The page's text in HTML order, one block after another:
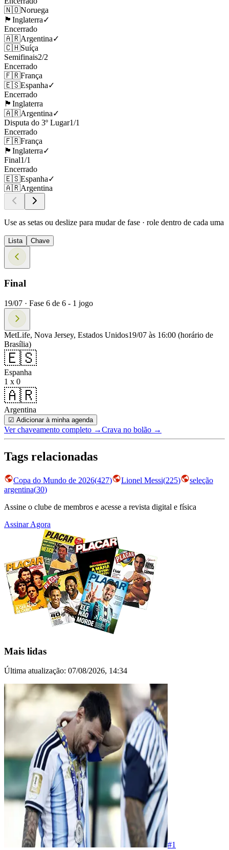
🇳🇴Noruega
🏴󠁧󠁢󠁥󠁮󠁧󠁿 Inglaterra✓
Encerrado
🇦🇷Argentina✓
🇨🇭Suíça
Semifinais2/2
Encerrado
🇫🇷França
🇪🇸Espanha✓
Encerrado
🏴󠁧󠁢󠁥󠁮󠁧󠁿 Inglaterra
🇦🇷Argentina✓
Disputa do 3º Lugar1/1
Encerrado
🇫🇷França
🏴󠁧󠁢󠁥󠁮󠁧󠁿 Inglaterra✓
Final1/1
Encerrado
🇪🇸Espanha✓
🇦🇷Argentina
Use as setas ou deslize para mudar de fase · role dentro de cada uma
Lista Chave
Final
19/07 · Fase 6 de 6 - 1 jogo
MetLife, Nova Jersey, Estados Unidos19/07 às 16:00 (horário de
Brasília)
🇪🇸
Espanha
1 x 0
🇦🇷
Argentina
☑ Adicionar à minha agenda
Ver chaveamento completo →Crava no bolão →
Tags relacionadas
Copa do Mundo de 2026(427) Lionel Messi(225)
seleção
argentina(30)
Assine o clube de membros e acesse a revista digital e física
Assinar Agora
Mais lidas
Última atualização: 07/08/2026, 14:34
#1